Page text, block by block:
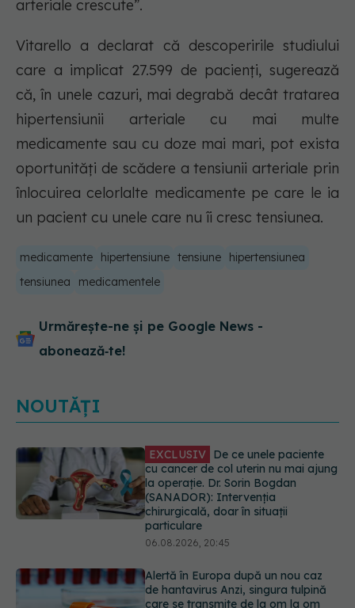
arteriale crescute”.
Vitarello a declarat că descoperirile studiului
care a implicat 27.599 de pacienți, sugerează
că, în unele cazuri, mai degrabă decât tratarea
hipertensiunii arteriale cu mai multe
medicamente sau cu doze mai mari, pot exista
oportunități de scădere a tensiunii arteriale prin
înlocuirea celorlalte medicamente pe care le ia
un pacient cu unele care nu îi cresc tensiunea.
medicamente hipertensiune tensiune
hipertensiunea
tensiunea
medicamentele
Urmărește-ne și pe Google News -
abonează‑te!
NOUTĂȚI
Alertă în Europa după un nou caz
de hantavirus Anzi, singura tulpină
care se transmite de la om la om
06.08.2026, 20:06
Mii de angajați din Sănătate ar
Sindicatele cer schimbarea legii
06.08.2026, 19:26